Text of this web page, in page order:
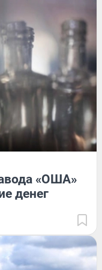
«ОША»
денег